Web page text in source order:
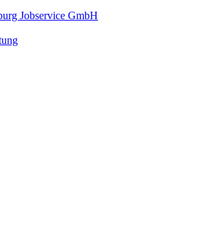
Jobservice GmbH